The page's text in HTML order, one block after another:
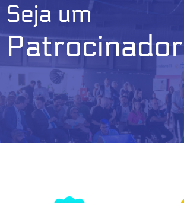
Seja um
Patrocinador